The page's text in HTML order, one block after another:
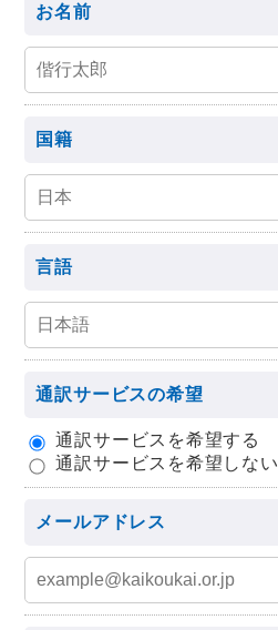
お名前
国籍
言語
通訳サービスの希望
通訳サービスを希望する
通訳サービスを希望しない
メールアドレス